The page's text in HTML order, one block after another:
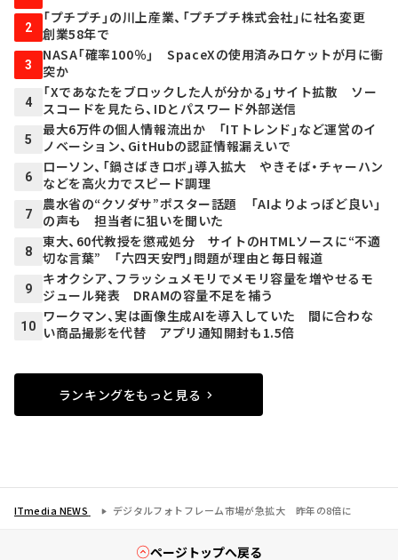
2
「プチプチ」の川上産業、「プチプチ株式会社」に社名変更
創業58年で
3
NASA「確率100％」 SpaceXの使用済みロケットが月に衝
突か
4
「Xであなたをブロックした人が分かる」サイト拡散 ソー
スコードを見たら、IDとパスワード外部送信
5
最大6万件の個人情報流出か 「ITトレンド」など運営のイ
ノベーション、GitHubの認証情報漏えいで
6
ローソン、「鍋さばきロボ」導入拡大 やきそば・チャーハン
などを高火力でスピード調理
7
農水省の“クソダサ”ポスター話題 「AIよりよっぽど良い」
の声も 担当者に狙いを聞いた
8
東大、60代教授を懲戒処分 サイトのHTMLソースに“不適
切な言葉” 「六四天安門」問題が理由と毎日報道
9
キオクシア、フラッシュメモリでメモリ容量を増やせるモ
ジュール発表 DRAMの容量不足を補う
10
ワークマン、実は画像生成AIを導入していた 間に合わな
い商品撮影を代替 アプリ通知開封も1.5倍
ランキングをもっと見る
ITmedia NEWS デジタルフォトフレーム市場が急拡大 昨年の8倍に
ページトップへ戻る